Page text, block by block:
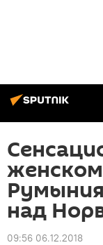
над
09:56 06.12.2018